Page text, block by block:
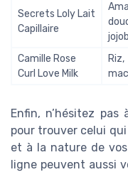
Secrets Loly Lait
Capillaire
Camille Rose
Curl Love Milk
Riz,
Enfin, n’hésitez
pour trouver celui
et à la nature de
ligne peuvent aussi